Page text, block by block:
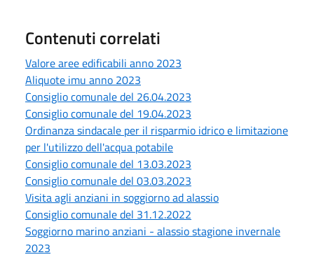
Contenuti correlati
Valore aree edificabili anno 2023
Aliquote imu anno 2023
Consiglio comunale del 26.04.2023
Consiglio comunale del 19.04.2023
Ordinanza sindacale per il risparmio idrico e limitazione
per l'utilizzo dell'acqua potabile
Consiglio comunale del 13.03.2023
Consiglio comunale del 03.03.2023
Visita agli anziani in soggiorno ad alassio
Consiglio comunale del 31.12.2022
Soggiorno marino anziani - alassio stagione invernale
2023